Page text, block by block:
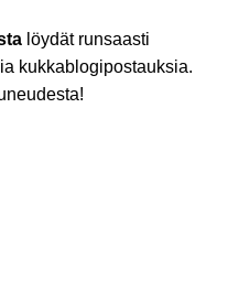
löydät runsaasti
kukkablogipostauksia.